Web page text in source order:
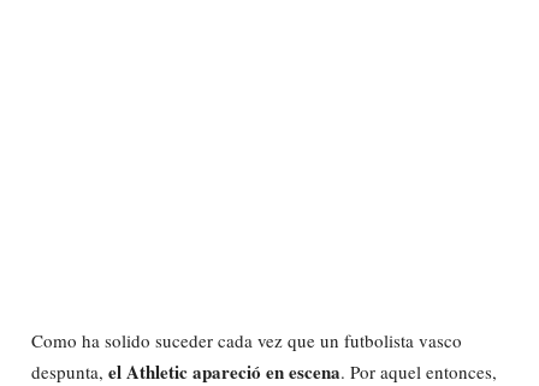
Como ha solido suceder cada vez que un futbolista vasco
despunta, el Athletic apareció en escena. Por aquel entonces,